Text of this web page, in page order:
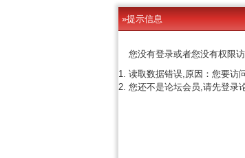
»提示信息
您没有登录或者您没有权限
读取数据错误,原因：您要访
您还不是论坛会员,请先登录